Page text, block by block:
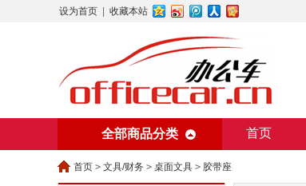
设为首页 收藏本站
全部商品分类 首页
首页 > 文具/财务 > 桌面文具 > 胶带座